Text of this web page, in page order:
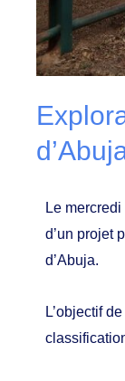
Le
d’un projet
d’Abuja.
L’objectif